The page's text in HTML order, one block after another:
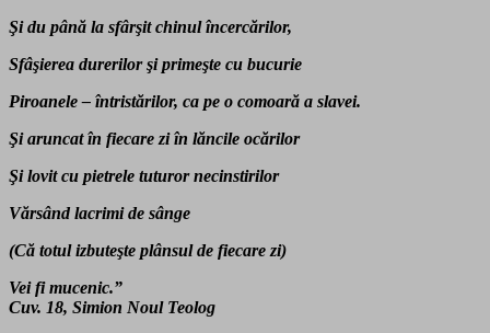
Şi du până la sfârşit chinul încercărilor,
Sfâşierea durerilor şi primeşte cu bucurie
Piroanele – întristărilor, ca pe o comoară a slavei.
Şi aruncat în fiecare zi în lăncile ocărilor
Şi lovit cu pietrele tuturor necinstirilor
Vărsând lacrimi de sânge
(Că totul izbuteşte plânsul de fiecare zi)
Vei fi mucenic.”
Cuv. 18, Simion Noul Teolog